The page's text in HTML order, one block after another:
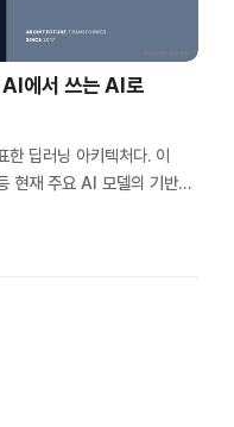
에서 쓰는 AI로
딥러닝 아키텍처다. 이
재 주요 AI 모델의 기반이
만, AI를 쓰는 방식 자체를